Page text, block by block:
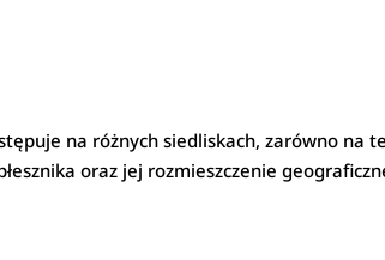
na różnych siedliskach, zarówno na
oraz jej rozmieszczenie